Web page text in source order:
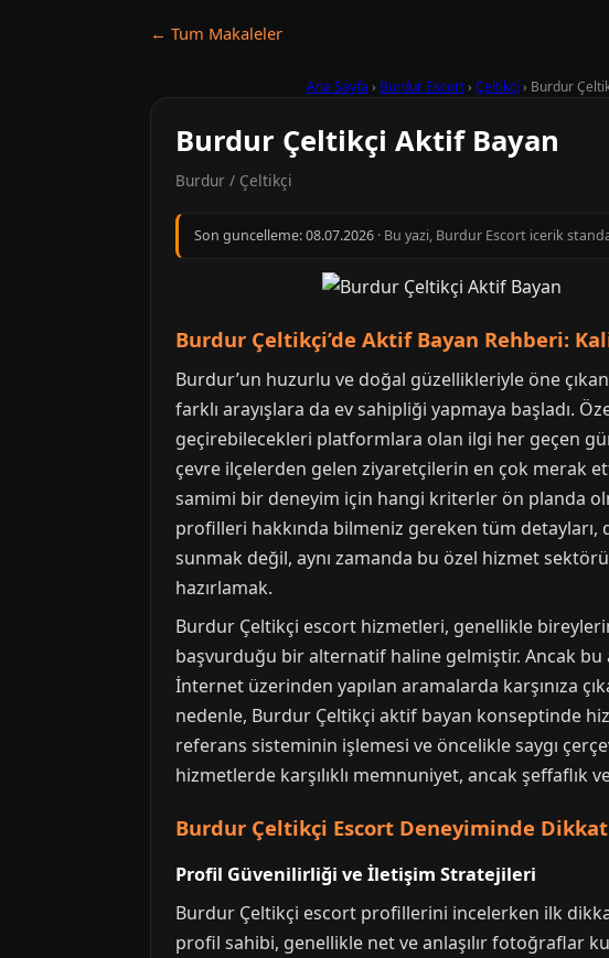
← Tum Makaleler
Ana Sayfa › Burdur Escort› Çeltikçi › Burdur
Burdur Çeltikçi Aktif Bayan
Burdur / Çeltikçi
Son guncelleme:08.07.2026 · Bu yazi, Burdur Escort icerik
Burdur Çeltikçi’de Aktif Bayan Rehberi:
Burdur’un huzurlu ve doğal güzellikleriyle öne
farklı arayışlara da ev sahipliği yapmaya başladı.
geçirebilecekleri platformlara olan ilgi her geçen
çevre ilçelerden gelen ziyaretçilerin en çok merak
samimi bir deneyim için hangi kriterler ön planda
profilleri hakkında bilmeniz gereken tüm detayları,
sunmak değil, aynı zamanda bu özel hizmet
hazırlamak.
Burdur Çeltikçi escort hizmetleri, genellikle
başvurduğu bir alternatif haline gelmiştir. Ancak bu
İnternet üzerinden yapılan aramalarda karşınıza
nedenle, Burdur Çeltikçi aktif bayan konseptinde
referans sisteminin işlemesi ve öncelikle saygı
hizmetlerde karşılıklı memnuniyet, ancak şeffaflık
Burdur Çeltikçi Escort Deneyiminde
Profil Güvenilirliği ve İletişim Stratejileri
Burdur Çeltikçi escort profillerini incelerken ilk
profil sahibi, genellikle net ve anlaşılır fotoğraflar